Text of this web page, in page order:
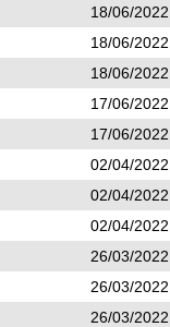
18/06/
18/06/
18/06/
17/06/
17/06/
02/04/
02/04/
02/04/
26/03/
26/03/
26/03/